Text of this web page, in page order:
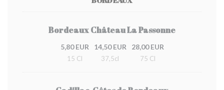
Bordeaux Château La Passonne
5,80 EUR
15 Cl
14,50 EUR
37,5cl
28,00 EUR
75 Cl